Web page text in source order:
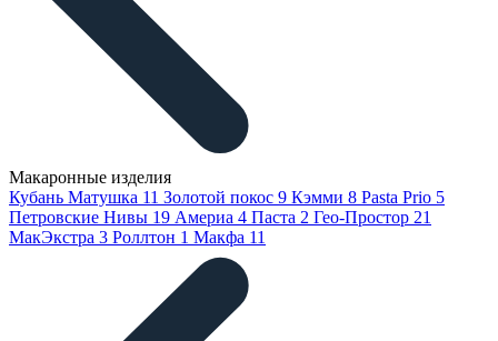
Макаронные изделия
Кубань Матушка 11 Золотой покос 9 Кэмми 8 Pasta Prio 5
Петровские Нивы 19 Америа 4 Паста 2 Гео-Простор 21
МакЭкстра 3 Роллтон 1 Макфа 11